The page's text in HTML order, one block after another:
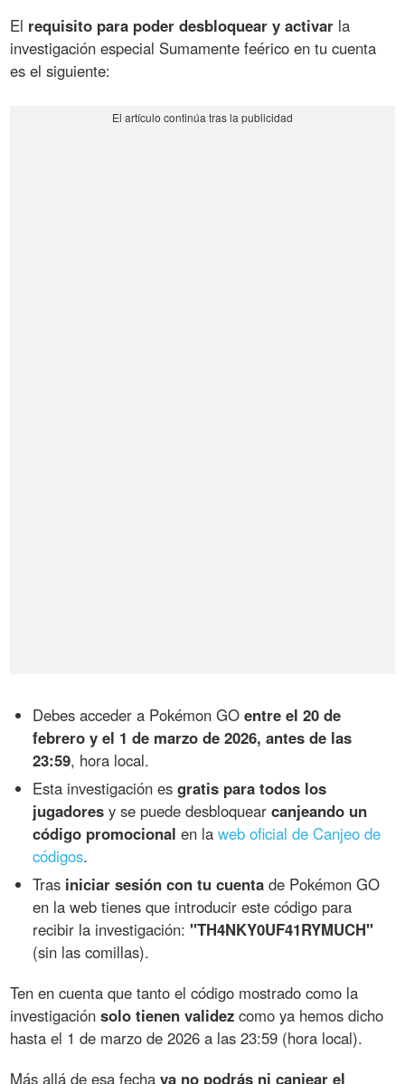
El requisito para poder desbloquear y activar la
investigación especial Sumamente feérico en tu cuenta
es el siguiente:
Debes acceder a Pokémon GOentre el 20 de
febrero y el 1 de marzo de 2026, antes de las
23:59, hora local.
Esta investigación esgratis para todos los
jugadores y se puede desbloquearcanjeando un
código promocional en laweb oficial de Canjeo de
códigos.
Tras iniciar sesión con tu cuenta de Pokémon GO
en la web tienes que introducir este código para
recibir la investigación:"TH4NKY0UF41RYMUCH"
(sin las comillas).
Ten en cuenta que tanto el código mostrado como la
investigaciónsolo tienen validez como ya hemos dicho
hasta el 1 de marzo de 2026 a las 23:59 (hora local).
Más allá de esa fechaya no podrás ni canjear el